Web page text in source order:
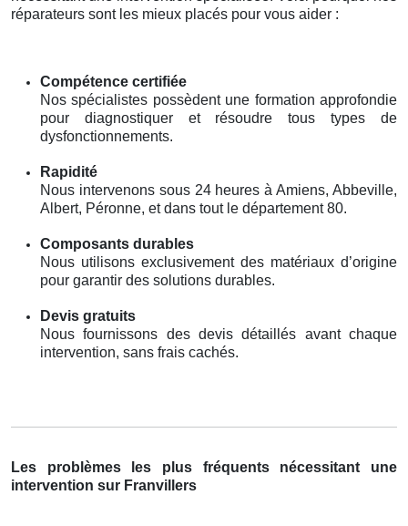
réparateurs sont les mieux placés pour vous aider :
Compétence certifiée
Nos spécialistes possèdent une formation approfondie
pour diagnostiquer et résoudre tous types de
dysfonctionnements.
Rapidité
Nous intervenons sous 24 heures à Amiens, Abbeville,
Albert, Péronne, et dans tout le département 80.
Composants durables
Nous utilisons exclusivement des matériaux d’origine
pour garantir des solutions durables.
Devis gratuits
Nous fournissons des devis détaillés avant chaque
intervention, sans frais cachés.
Les problèmes les plus fréquents nécessitant une
intervention sur Franvillers